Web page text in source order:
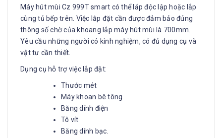
Máy hút mùi Cz 999T smart có thể lắp độc lập hoặc lắp
cùng tủ bếp trên. Việc lắp đặt cần được đảm bảo đúng
thông số chờ của khoang lắp máy hút mùi là 700mm.
Yêu cầu những người có kinh nghiệm, có đủ dụng cụ và
vật tư cần thiết.
Dụng cụ hỗ trợ việc lắp đặt:
Thước mét
Máy khoan bê tông
Băng dính điện
Tô vít
Băng dính bạc.